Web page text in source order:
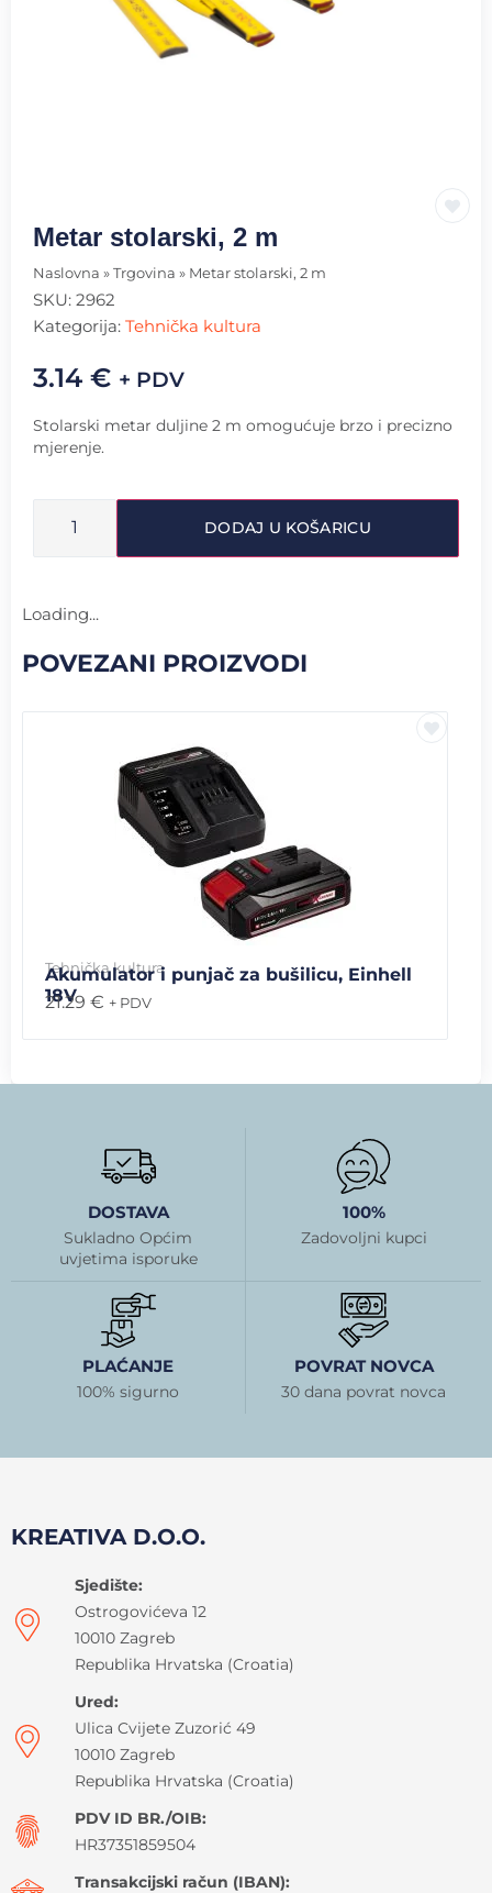
Metar stolarski, 2 m
Naslovna » Trgovina » Metar stolarski, 2 m
SKU: 2962
Kategorija: Tehnička kultura
3.14 € + PDV
Stolarski metar duljine 2 m omogućuje brzo i precizno
mjerenje.
DODAJ U KOŠARICU
Loading...
POVEZANI PROIZVODI
Tehnička kultura
Akumulator i punjač za bušilicu, Einhell
18V
21.29 € + PDV
DOSTAVA
Sukladno Općim
uvjetima isporuke
100%
Zadovoljni kupci
PLAĆANJE
100% sigurno
POVRAT NOVCA
30 dana povrat novca
KREATIVA D.O.O.
Sjedište:
Ostrogovićeva 12
10010 Zagreb
Republika Hrvatska (Croatia)
Ured:
Ulica Cvijete Zuzorić 49
10010 Zagreb
Republika Hrvatska (Croatia)
PDV ID BR./OIB:
HR37351859504
Transakcijski račun (IBAN):